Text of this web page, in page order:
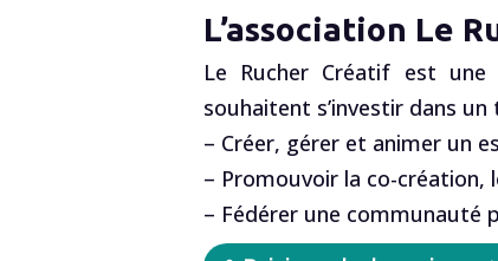
L’association Le
Le Rucher Créatif est
souhaitent s’investir dans
– Créer, gérer et animer un
– Promouvoir la co-création,
– Fédérer une communauté